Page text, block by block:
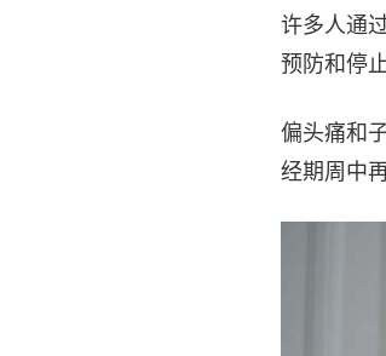
许多人通
预防和停
偏头痛和
经期周中